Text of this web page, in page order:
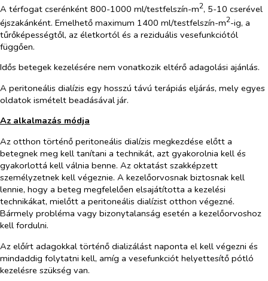
A térfogat cserénként 800-1000 ml/testfelszín-m2, 5-10 cserével
éjszakánként. Emelhető maximum 1400 ml/testfelszín-m2-ig, a
tűrőképességtől, az életkortól és a reziduális vesefunkciótól
függően.
Idős betegek kezelésére nem vonatkozik eltérő adagolási ajánlás.
A peritoneális dialízis egy hosszú távú terápiás eljárás, mely egyes
oldatok ismételt beadásával jár.
Az alkalmazás módja
Az otthon történő peritoneális dialízis megkezdése előtt a
betegnek meg kell tanítani a technikát, azt gyakorolnia kell és
gyakorlottá kell válnia benne. Az oktatást szakképzett
személyzetnek kell végeznie. A kezelőorvosnak biztosnak kell
lennie, hogy a beteg megfelelően elsajátította a kezelési
technikákat, mielőtt a peritoneális dialízist otthon végezné.
Bármely probléma vagy bizonytalanság esetén a kezelőorvoshoz
kell fordulni.
Az előírt adagokkal történő dializálást naponta el kell végezni és
mindaddig folytatni kell, amíg a vesefunkciót helyettesítő pótló
kezelésre szükség van.